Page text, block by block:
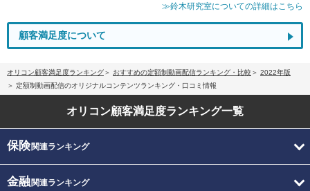
≫鈴木研究室についての詳細はこちら
顧客満足度について
オリコン顧客満足度ランキング おすすめの定額制動画配信ランキング・比較
2022年版
定額制動画配信のオリジナルコンテンツランキング・口コミ情報
オリコン顧客満足度ランキング一覧
保険関連ランキング
金融関連ランキング